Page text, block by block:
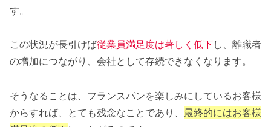
す。
この状況が長引けば従業員満足度は著しく低下し、離職者
の増加につながり、会社として存続できなくなります。
そうなることは、フランスパンを楽しみにしているお客様
からすれば、とても残念なことであり、 最終的にはお客様